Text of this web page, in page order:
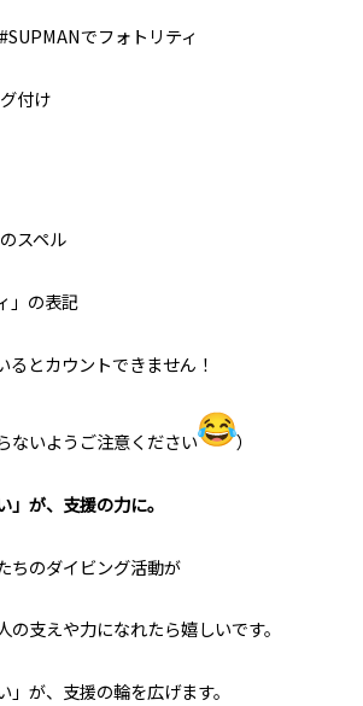
でフォトリティ
付け
スペル
」の表記
るとカウントできません！
ないようご注意ください ）
」が、支援の力に。
ちのダイビング活動が
の支えや力になれたら嬉しいです。
」が、支援の輪を広げます。